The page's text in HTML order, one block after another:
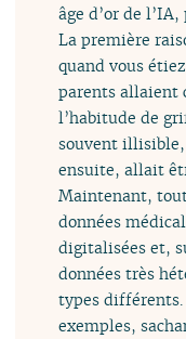
âge d’or de
La première
quand vous
parents allaient
l’habitude de
souvent illisible,
ensuite, allait
Maintenant,
données
digitalisées et,
données très
types différents.
exemples,